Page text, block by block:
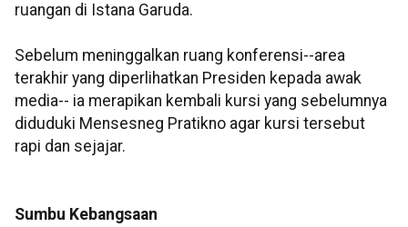
ruangan di Istana Garuda.
Sebelum meninggalkan ruang konferensi--area
terakhir yang diperlihatkan Presiden kepada awak
media-- ia merapikan kembali kursi yang sebelumnya
diduduki Mensesneg Pratikno agar kursi tersebut
rapi dan sejajar.
Sumbu Kebangsaan